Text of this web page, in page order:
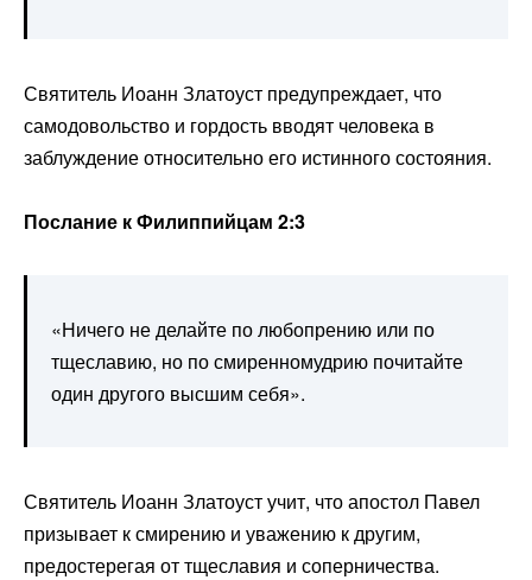
Святитель Иоанн Златоуст предупреждает, что
самодовольство и гордость вводят человека в
заблуждение относительно его истинного состояния.
Послание к Филиппийцам 2:3
«Ничего не делайте по любопрению или по
тщеславию, но по смиренномудрию почитайте
один другого высшим себя».
Святитель Иоанн Златоуст учит, что апостол Павел
призывает к смирению и уважению к другим,
предостерегая от тщеславия и соперничества.